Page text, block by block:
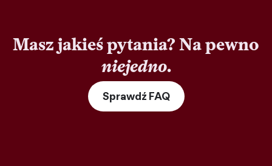
Masz jakieś pytania? Na pewno
niejedno.
Sprawdź FAQ